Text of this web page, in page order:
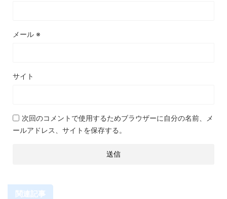
メール ※
サイト
次回のコメントで使用するためブラウザーに自分の名前、メ
ールアドレス、サイトを保存する。
関連記事